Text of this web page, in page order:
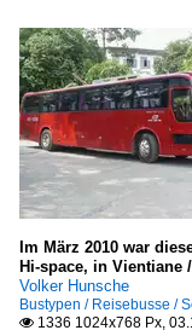
Im März 2010 war
Hi-space, in Vientiane
Volker Hunsche
Bustypen / Reisebusse /
 1336 1024x768 Px,